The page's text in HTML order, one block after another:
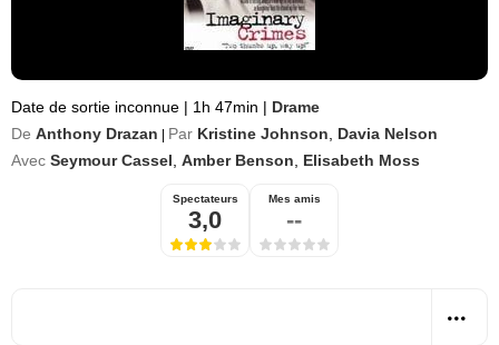
Date de sortie inconnue | 1h 47min | Drame
De Anthony Drazan Par Kristine Johnson
Davia Nelson
Avec Seymour Cassel Amber Benson Elisabeth Moss
Spectateurs
3,0
Mes amis
--